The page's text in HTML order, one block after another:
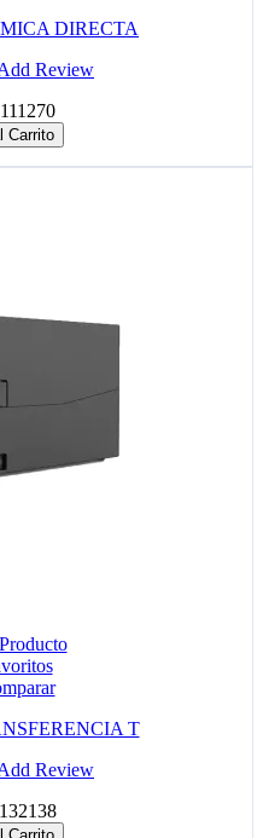
DIRECTA
Review
111270
Carrito
T
Review
132138